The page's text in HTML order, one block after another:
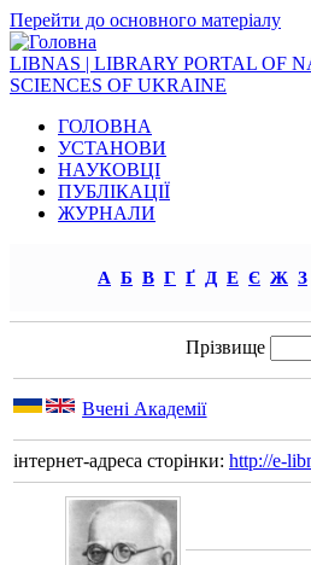
Перейти до основного матеріалу
LIBNAS | LIBRARY PORTAL OF
SCIENCES OF UKRAINE
ГОЛОВНА
УСТАНОВИ
НАУКОВЦІ
ПУБЛІКАЦІЇ
ЖУРНАЛИ
А Б В Г Ґ Д Е Є Ж З
Прізвище
Вчені Академії
інтернет-адреса сторінки: http://e-